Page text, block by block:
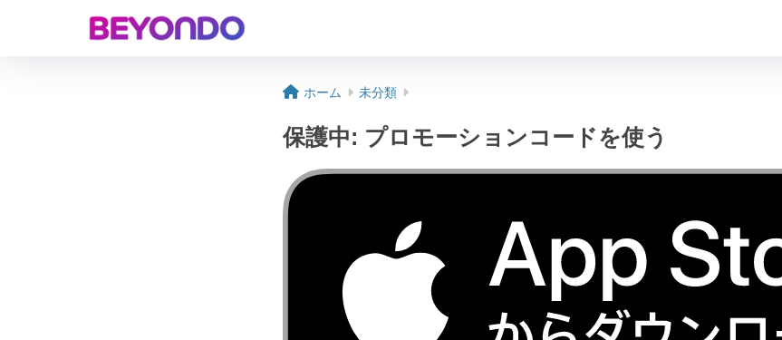
ホーム 未分類
保護中: プロモーションコードを使う